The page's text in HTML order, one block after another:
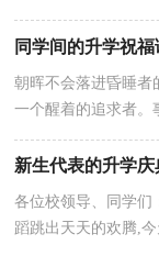
你，朋友！特别地要
学
同学间的升学祝福
朝晖不会落进昏睡
一个醒着的追求者。
新生代表的升学
各位校领导、同学们
蹈跳出天天的欢腾,